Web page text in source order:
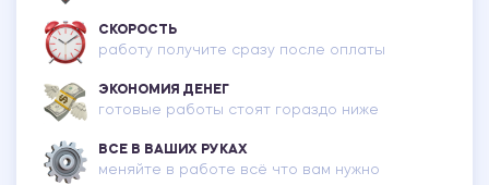
СКОРОСТЬ
работу получите сразу после оплаты
ЭКОНОМИЯ ДЕНЕГ
готовые работы стоят гораздо ниже
ВСЕ В ВАШИХ РУКАХ
меняйте в работе всё что вам нужно